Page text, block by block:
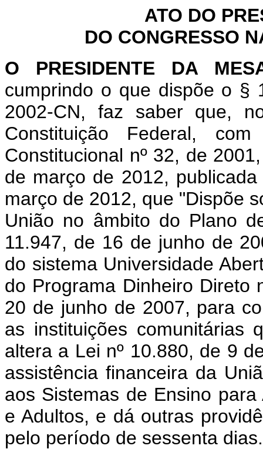
ATO DO
DO CONGRESSO
O PRESIDENTE DA
cumprindo o que dispõe o §
2002-CN, faz saber que,
Constituição Federal,
Constitucional nº 32, de
de março de 2012,
março de 2012, que "Dispõe
União no âmbito do Plano
11.947, de 16 de junho de
do sistema Universidade
do Programa Dinheiro Direto
20 de junho de 2007, para
as instituições comunitárias
altera a Lei nº 10.880, de 9
assistência financeira da
aos Sistemas de Ensino
e Adultos, e dá outras
pelo período de sessenta dias.